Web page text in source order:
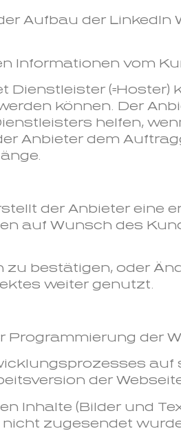
Aufbau der LinkedIn
Informationen vom
(=Hoster)
können. Der
helfen,
Anbieter dem
der Anbieter eine
auf Wunsch des
zu bestätigen, oder
weiter genutzt.
Programmierung der
auf
der
Inhalte (Bilder und
zugesendet